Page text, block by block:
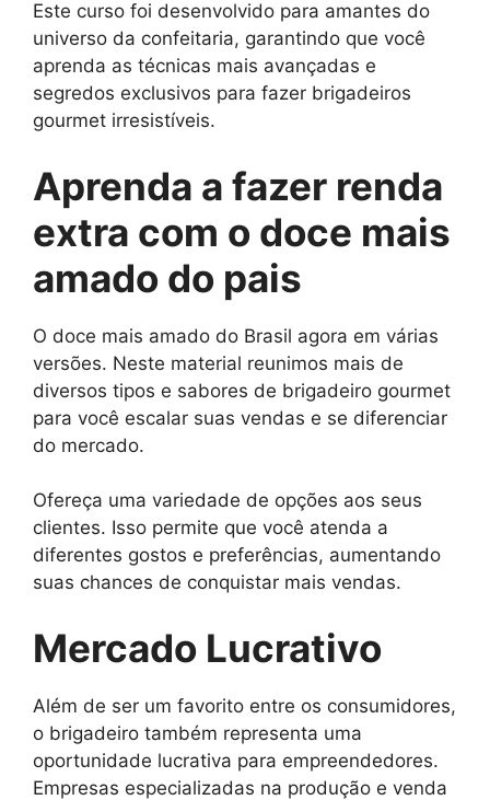
Este curso foi desenvolvido para amantes do
universo da confeitaria, garantindo que você
aprenda as técnicas mais avançadas e
segredos exclusivos para fazer brigadeiros
gourmet irresistíveis.
Aprenda a fazer renda
extra com o doce mais
amado do pais
O doce mais amado do Brasil agora em várias
versões. Neste material reunimos mais de
diversos tipos e sabores de brigadeiro gourmet
para você escalar suas vendas e se diferenciar
do mercado.
Ofereça uma variedade de opções aos seus
clientes. Isso permite que você atenda a
diferentes gostos e preferências, aumentando
suas chances de conquistar mais vendas.
Mercado Lucrativo
Além de ser um favorito entre os consumidores,
o brigadeiro também representa uma
oportunidade lucrativa para empreendedores.
Empresas especializadas na produção e venda